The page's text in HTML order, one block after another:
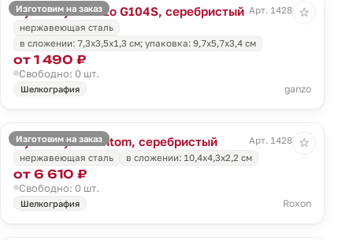
Изготовим на заказ
Мультитул Ganzo G104S, серебристый Арт. 14284.10
нержавеющая сталь
в сложении: 7,3х3,5х1,3 см; упаковка: 9,7х5,7х3,4 см
от 1 490 ₽
Свободно: 0 шт.
Шелкография ganzo
☆
Изготовим на заказ
Мультитул Phantom, серебристый
Арт. 14287.10
нержавеющая сталь
в сложении: 10,4х4,3х2,2 см
от 6 610 ₽
Свободно: 0 шт.
Шелкография Roxon
☆